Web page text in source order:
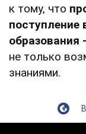
к тому, что
поступление
образования
не только
знаниями.